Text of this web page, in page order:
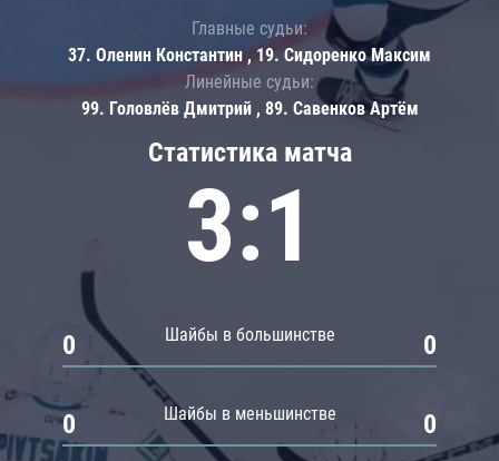
Статистика матча
3:1
Шайбы в большинстве
0 0
Шайбы в меньшинстве
0 0
Главные судьи:
37. Оленин Константин , 19. Сидоренко Максим
Линейные судьи:
99. Головлёв Дмитрий , 89. Савенков Артём